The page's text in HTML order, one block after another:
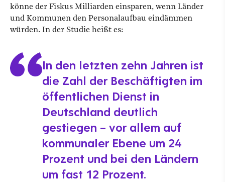
könne der Fiskus Milliarden einsparen, wenn Länder
und Kommunen den Personalaufbau eindämmen
würden. In der Studie heißt es:
In den letzten zehn Jahren ist
die Zahl der Beschäftigten im
öffentlichen Dienst in
Deutschland deutlich
gestiegen – vor allem auf
kommunaler Ebene um 24
Prozent und bei den Ländern
um fast 12 Prozent.